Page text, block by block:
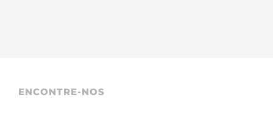
ENCONTRE-NOS